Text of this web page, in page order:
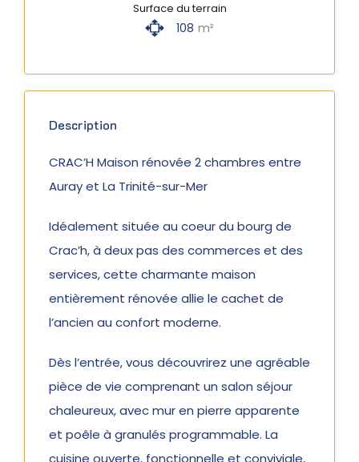
Surface du terrain
108 m²
Description
CRAC’H Maison rénovée 2 chambres entre
Auray et La Trinité-sur-Mer
Idéalement située au coeur du bourg de
Crac’h, à deux pas des commerces et des
services, cette charmante maison
entièrement rénovée allie le cachet de
l’ancien au confort moderne.
Dès l’entrée, vous découvrirez une agréable
pièce de vie comprenant un salon séjour
chaleureux, avec mur en pierre apparente
et poêle à granulés programmable. La
cuisine ouverte, fonctionnelle et conviviale,